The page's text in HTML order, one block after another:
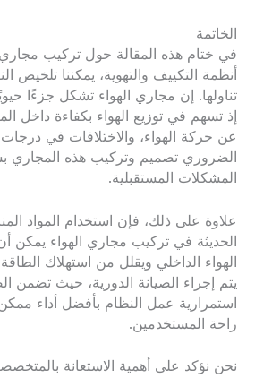
الخاتمة
في ختام هذه المقالة حول تركيب
أنظمة التكييف والتهوية، يمكننا تلخيص
تناولها. إن مجاري الهواء تشكل جزءًا
إذ تسهم في توزيع الهواء بكفاءة داخل
عن حركة الهواء، والاختلافات في
الضروري تصميم وتركيب هذه المجاري
المشكلات المستقبلية.
علاوة على ذلك، فإن استخدام المواد
الحديثة في تركيب مجاري الهواء
الهواء الداخلي ويقلل من استهلاك
يتم إجراء الصيانة الدورية، حيث تضمن
استمرارية عمل النظام بأفضل أداء
راحة المستخدمين.
نحن نؤكد على أهمية الاستعانة